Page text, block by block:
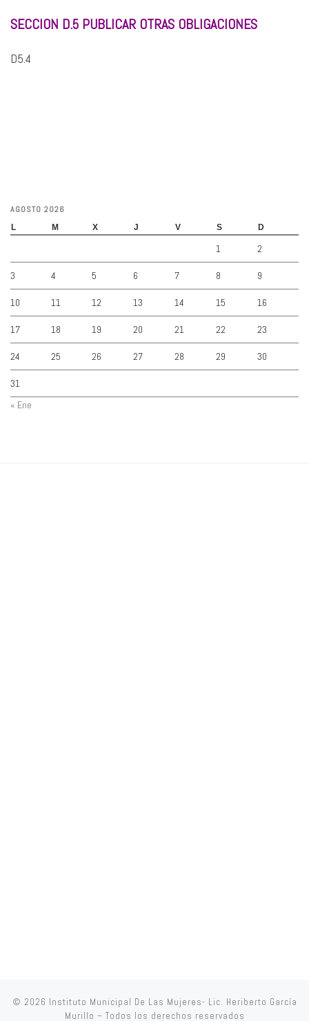
SECCION D.5 PUBLICAR OTRAS OBLIGACIONES
D5.4
AGOSTO 2026
L M X J V S D
1 2
3 4 5 6 7 8 9
10 11 12 13 14 15 16
17 18 19 20 21 22 23
24 25 26 27 28 29 30
31
« Ene
© 2026 Instituto Municipal De Las Mujeres- Lic. Heriberto García
Murillo – Todos los derechos reservados